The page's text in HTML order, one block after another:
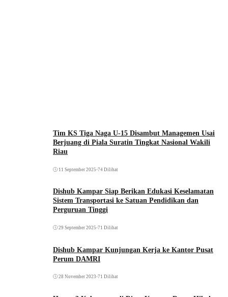
Tim KS Tiga Naga U-15 Disambut Managemen Usai
Berjuang di Piala Suratin Tingkat Nasional Wakili
Riau
11 September 2025 •74 Dilihat
Dishub Kampar Siap Berikan Edukasi Keselamatan
Sistem Transportasi ke Satuan Pendidikan dan
Perguruan Tinggi
29 September 2025 •71 Dilihat
Dishub Kampar Kunjungan Kerja ke Kantor Pusat
Perum DAMRI
28 November 2023 •71 Dilihat